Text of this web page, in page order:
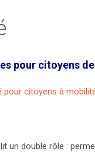
pour citoyens
pour citoyens à
un double rôle :